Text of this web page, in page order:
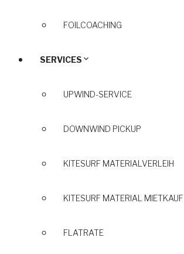
FOILCOACHING
SERVICES
UPWIND-SERVICE
DOWNWIND PICKUP
KITESURF MATERIALVERLEIH
KITESURF MATERIAL MIETKAUF
FLATRATE